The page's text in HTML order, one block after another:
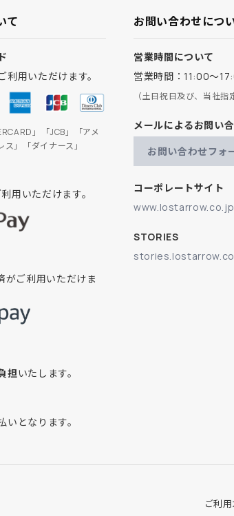
て
利用いただけます。
」「JCB」「アメ
」「ダイナース」
用いただけます。
がご利用いただけま
担いたします。
いとなります。
お問い合わせにつ
営業時間について
営業時間：11:00～
（土日祝日及び、当社指
メールによるお問い
お問い合わせフォ
コーポレートサイト
www.lostarrow.co.jp
STORIES
ご利